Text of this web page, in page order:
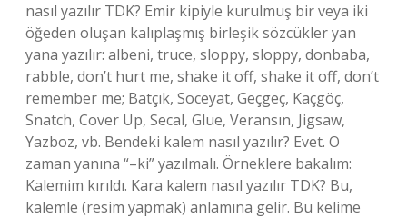
nasıl yazılır TDK? Emir kipiyle kurulmuş bir veya iki
öğeden oluşan kalıplaşmış birleşik sözcükler yan
yana yazılır: albeni, truce, sloppy, sloppy, donbaba,
rabble, don’t hurt me, shake it off, shake it off, don’t
remember me; Batçık, Soceyat, Geçgeç, Kaçgöç,
Snatch, Cover Up, Secal, Glue, Veransın, Jigsaw,
Yazboz, vb. Bendeki kalem nasıl yazılır? Evet. O
zaman yanına “–ki” yazılmalı. Örneklere bakalım:
Kalemim kırıldı. Kara kalem nasıl yazılır TDK? Bu,
kalemle (resim yapmak) anlamına gelir. Bu kelime